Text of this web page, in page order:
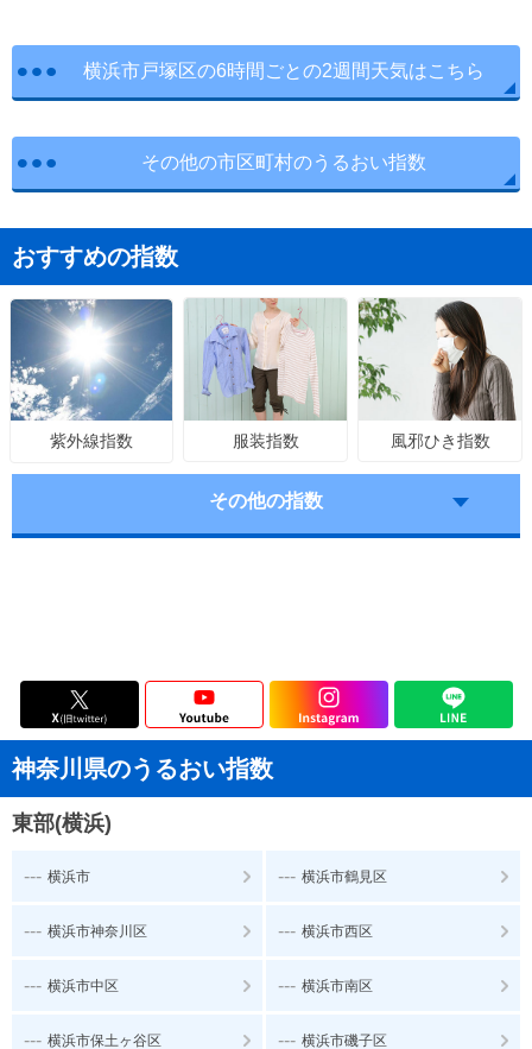
横浜市戸塚区の6時間ごとの2週間天気はこちら
その他の市区町村のうるおい指数
おすすめの指数
紫外線指数 服装指数 風邪ひき指数
その他の指数
神奈川県のうるおい指数
東部(横浜)
--- 横浜市 --- 横浜市鶴見区
--- 横浜市神奈川区 --- 横浜市西区
--- 横浜市中区 --- 横浜市南区
--- 横浜市保土ヶ谷区 --- 横浜市磯子区